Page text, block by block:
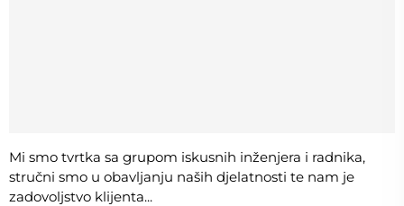
Mi smo tvrtka sa grupom iskusnih inženjera i radnika,
stručni smo u obavljanju naših djelatnosti te nam je
zadovoljstvo klijenta...